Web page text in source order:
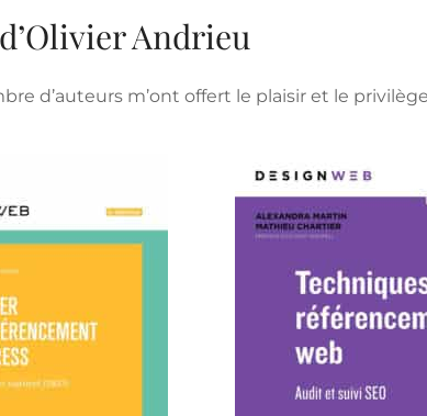
Andrieu
d’auteurs m’ont offert le plaisir et le